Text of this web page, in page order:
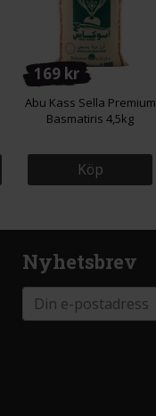
169 kr
Abu Kass Sella Premium
Basmatiris 4,5kg
Köp
Nyhetsbrev